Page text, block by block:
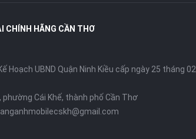
CHÍNH HÃNG CẦN THƠ
Hoạch UBND Quận Ninh Kiều cấp ngày 25 tháng 02
phường Cái Khế, thành phố Cần Thơ